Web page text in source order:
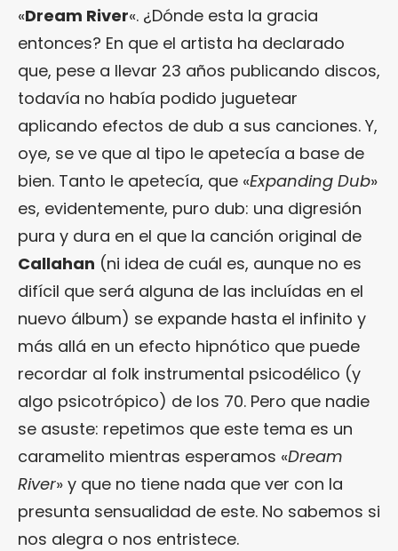
«Dream River«. ¿Dónde esta la gracia
entonces? En que el artista ha declarado
que, pese a llevar 23 años publicando discos,
todavía no había podido juguetear
aplicando efectos de dub a sus canciones. Y,
oye, se ve que al tipo le apetecía a base de
bien. Tanto le apetecía, que «Expanding Dub»
es, evidentemente, puro dub: una digresión
pura y dura en el que la canción original de
Callahan (ni idea de cuál es, aunque no es
difícil que será alguna de las incluídas en el
nuevo álbum) se expande hasta el infinito y
más allá en un efecto hipnótico que puede
recordar al folk instrumental psicodélico (y
algo psicotrópico) de los 70. Pero que nadie
se asuste: repetimos que este tema es un
caramelito mientras esperamos «Dream
River» y que no tiene nada que ver con la
presunta sensualidad de este. No sabemos si
nos alegra o nos entristece.